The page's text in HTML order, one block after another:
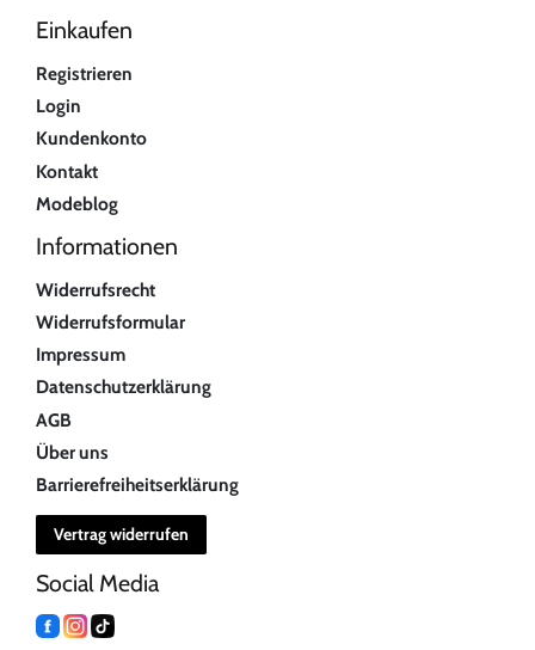
Einkaufen
Registrieren
Login
Kundenkonto
Kontakt
Modeblog
Informationen
Widerrufsrecht
Widerrufsformular
Impressum
Datenschutzerklärung
AGB
Über uns
Barrierefreiheitserklärung
Vertrag widerrufen
Social Media